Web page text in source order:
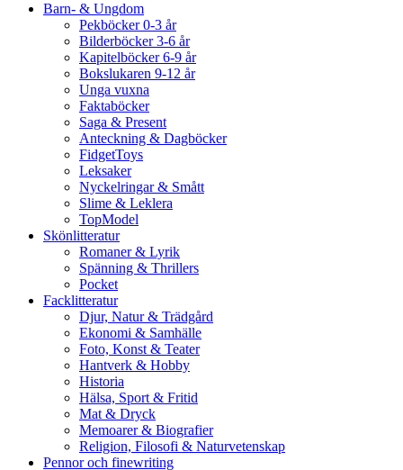
Barn- & Ungdom
Pekböcker 0-3 år
Bilderböcker 3-6 år
Kapitelböcker 6-9 år
Bokslukaren 9-12 år
Unga vuxna
Faktaböcker
Saga & Present
Anteckning & Dagböcker
FidgetToys
Leksaker
Nyckelringar & Smått
Slime & Leklera
TopModel
Skönlitteratur
Romaner & Lyrik
Spänning & Thrillers
Pocket
Facklitteratur
Djur, Natur & Trädgård
Ekonomi & Samhälle
Foto, Konst & Teater
Hantverk & Hobby
Historia
Hälsa, Sport & Fritid
Mat & Dryck
Memoarer & Biografier
Religion, Filosofi & Naturvetenskap
Pennor och finewriting